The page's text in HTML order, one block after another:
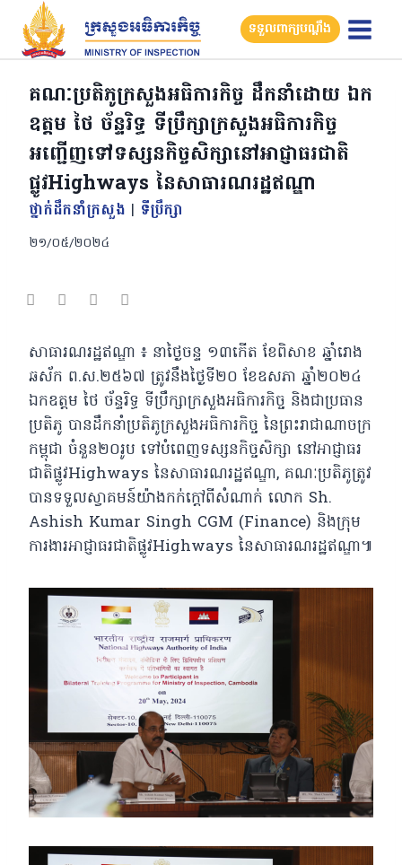
Skip
content
ទទួលពាក្យបណ្តឹង
គណៈប្រតិភូក្រសួងអធិការកិច្ច ដឹកនាំដោយ ឯក
ឧត្តម ថៃ ច័ន្ទរិទ្ធ ទីប្រឹក្សាក្រសួងអធិការកិច្ច
អញ្ជើញទៅទស្សនកិច្ចសិក្សានៅអាជ្ញាធរជាតិ
ផ្លូវHighways នៃសាធារណរដ្ឋឥណ្ឌា
ថ្នាក់ដឹកនាំក្រសួង | ទីប្រឹក្សា
២១/០៥/២០២៤
សាធារណរដ្ឋឥណ្ឌា ៖ នាថ្ងៃចន្ទ ១៣កើត ខែពិសាខ ឆ្នាំរោង
ឆស័ក ព.ស.២៥៦៧ ត្រូវនឹងថ្ងៃទី២០ ខែឧសភា ឆ្នាំ២០២៤
ឯកឧត្តម ថៃ ច័ន្ទរិទ្ធ ទីប្រឹក្សាក្រសួងអធិការកិច្ច និងជាប្រធាន
ប្រតិភូ បានដឹកនាំប្រតិភូក្រសួងអធិការកិច្ច នៃព្រះរាជាណាចក្រ
កម្ពុជា ចំនួន២០រូប ទៅបំពេញទស្សនកិច្ចសិក្សា នៅអាជ្ញាធរ
ជាតិផ្លូវHighways នៃសាធារណរដ្ឋឥណ្ឌា, គណៈប្រតិភូត្រូវ
បានទទួលស្វាគមន៍យ៉ាងកក់ក្តៅពីសំណាក់ លោក Sh.
Ashish Kumar Singh CGM (Finance) និងក្រុម
ការងារអាជ្ញាធរជាតិផ្លូវHighways នៃសាធារណរដ្ឋឥណ្ឌា៕